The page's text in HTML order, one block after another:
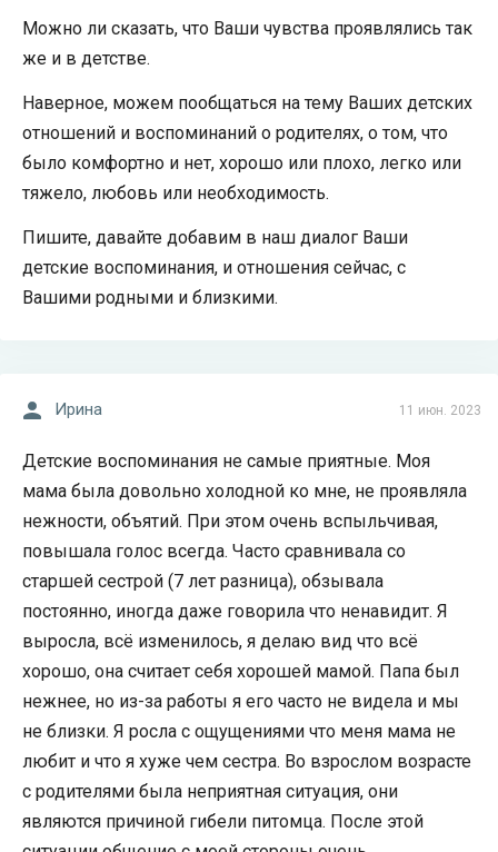
Можно ли сказать, что Ваши чувства проявлялись так
же и в детстве.
Наверное, можем пообщаться на тему Ваших детских
отношений и воспоминаний о родителях, о том, что
было комфортно и нет, хорошо или плохо, легко или
тяжело, любовь или необходимость.
Пишите, давайте добавим в наш диалог Ваши
детские воспоминания, и отношения сейчас, с
Вашими родными и близкими.
11 июн. 2023
Ирина
Детские воспоминания не самые приятные. Моя
мама была довольно холодной ко мне, не проявляла
нежности, объятий. При этом очень вспыльчивая,
повышала голос всегда. Часто сравнивала со
старшей сестрой (7 лет разница), обзывала
постоянно, иногда даже говорила что ненавидит. Я
выросла, всё изменилось, я делаю вид что всё
хорошо, она считает себя хорошей мамой. Папа был
нежнее, но из-за работы я его часто не видела и мы
не близки. Я росла с ощущениями что меня мама не
любит и что я хуже чем сестра. Во взрослом возрасте
с родителями была неприятная ситуация, они
являются причиной гибели питомца. После этой